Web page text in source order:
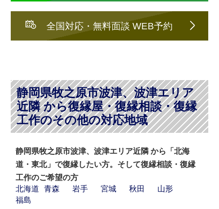
全国対応・無料面談 WEB予約
静岡県牧之原市波津、波津エリア
近隣 から復縁屋・復縁相談・復縁
工作のその他の対応地域
静岡県牧之原市波津、波津エリア近隣 から「北海
道・東北」で復縁したい方。そして復縁相談・復縁
工作のご希望の方
北海道
青森 岩手 宮城 秋田
山形
福島